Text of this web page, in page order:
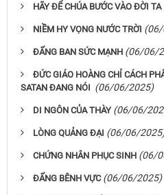
HÃY ĐỂ CHÚA BƯỚC VÀO ĐỜI TA
NIỀM HY VỌNG NƯỚC TRỜI
ĐẤNG BAN SỨC MẠNH (06/06/
ĐỨC GIÁO HOÀNG CHỈ CÁCH
SATAN ĐANG NÓI (06/06/2025)
DI NGÔN CỦA THÀY (06/06/
LÒNG QUẢNG ĐẠI (06/06/
CHỨNG NHÂN PHỤC SINH (06/
ĐẤNG BÊNH VỰC (06/06/2025)